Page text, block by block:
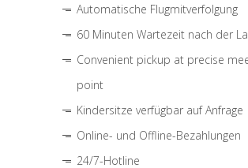
Automatische Flugmitverfolgung
60 Minuten Wartezeit nach der
Convenient pickup at precise
point
Kindersitze verfügbar auf Anfrage
Online- und Offline-Bezahlungen
24/7-Hotline